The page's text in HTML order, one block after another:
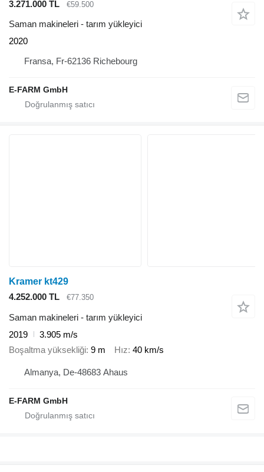
3.271.000 TL
€59.500
Saman makineleri - tarım yükleyici
2020
Fransa, Fr-62136 Richebourg
E-FARM GmbH
Kramer kt429
4.252.000 TL
€77.350
Saman makineleri - tarım yükleyici
2019
3.905 m/s
Boşaltma yüksekliği 9 m Hız 40 km/s
Almanya, De-48683 Ahaus
E-FARM GmbH